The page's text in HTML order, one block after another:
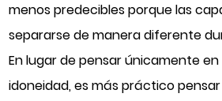
menos predecibles porque las
separarse de manera diferente
En lugar de pensar únicamente
idoneidad, es más práctico